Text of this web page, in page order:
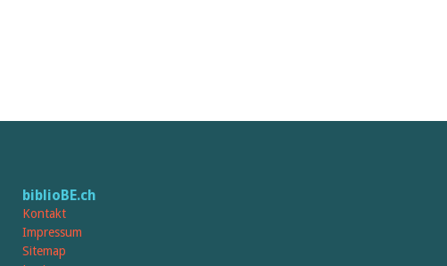
biblioBE.ch
Kontakt
Impressum
Sitemap